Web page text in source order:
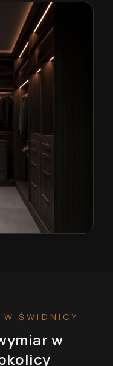
W ŚWIDNICY
w